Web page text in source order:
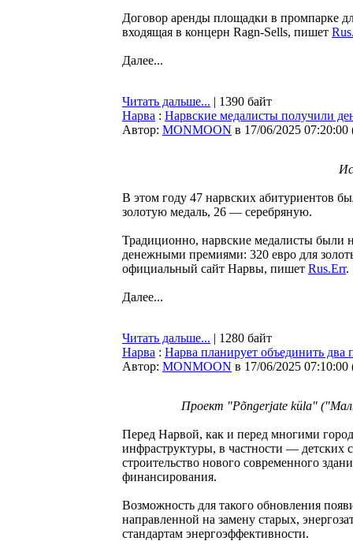
Договор аренды площадки в промпарке
входящая в концерн Ragn-Sells, пишет
Далее...
Читать дальше... | 1390 байт
Нарва : Нарвские медалисты получили
Автор: MONMOON в 17/06/2025 07:20:00
В этом году 47 нарвских абитуриентов
золотую медаль, 26 — серебряную.
Традиционно, нарвские медалисты были
денежными премиями: 320 евро для
официальный сайт Нарвы, пишет Rus.Err.
Далее...
Читать дальше... | 1280 байт
Нарва : Нарва планирует объединить два
Автор: MONMOON в 17/06/2025 07:10:00
Проект "Põngerjate küla"
Перед Нарвой, как и перед многими
инфраструктуры, в частности — детских
строительство нового современного
финансирования.
Возможность для такого обновления
направленной на замену старых,
стандартам энергоэффективности.